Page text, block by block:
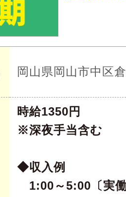
岡山県岡山市中区
時給1350円
※深夜手当含む
◆収入例
1:00～5:00〔実